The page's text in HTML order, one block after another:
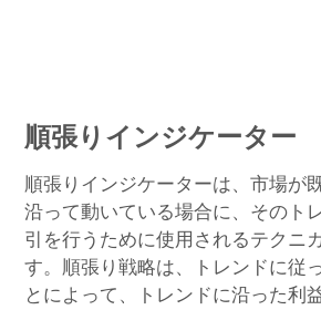
順張りインジケーター
順張りインジケーターは、市場が
沿って動いている場合に、そのト
引を行うために使用されるテクニ
す。順張り戦略は、トレンドに従
とによって、トレンドに沿った利